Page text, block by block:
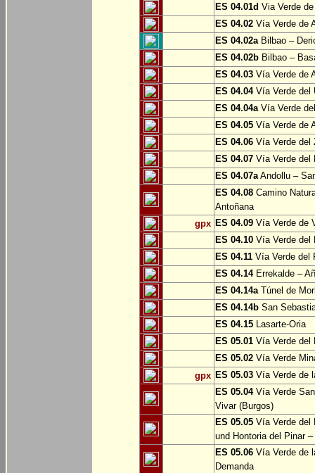
ES 04.01d Via Verde
ES 04.02 Vía Verde de
ES 04.02aBilbao –
ES 04.02b Bilbao –
ES 04.03 Vía Verde de
ES 04.04Vía Verde del
ES 04.04aVía Verde
ES 04.05 Vía Verde de
ES 04.06 Vía Verde del
ES 04.07 Vía Verde del
ES 04.07aAndollu –
ES 04.08 Camino
Antoñana
gpx ES 04.09 Vía Verde de
ES 04.10 Vía Verde del
ES 04.11 Vía Verde del
ES 04.14Errekalde –
ES 04.14aTúnel de
ES 04.14b San
ES 04.15 Lasarte-Oria
ES 05.01 Vía Verde del
ES 05.02 Vía Verde
gpx ES 05.03 Vía Verde de
ES 05.04Vía Verde
Vivar (Burgos)
ES 05.05 Vía Verde del
und Hontoria del Pinar
ES 05.06 Vía Verde de
Demanda